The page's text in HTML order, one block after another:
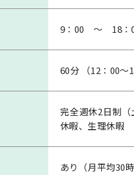
9：00 ～ 18：
60分 （12：00～
完全週休2日制
休暇、生理休暇
あり（月平均30時